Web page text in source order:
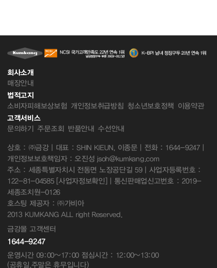
회사소개
매장안내
법적고지
소비자피해보상보험 개인정보취급방침 청소년보호정책 이용약관
고객서비스
문의하기 주문조회 반품안내 수선안내
상호 : ㈜금강 | 대표 : SHIN KIEUN, 이종문 | 전화 : 1644-9247 |
개인정보보호책임자 : 오진성 jsoh@kumkang.com
주소 : 세종특별자치시 전동면 노장공단길 59 | 사업자등록번호 :
122-81-04585 [사업자정보확인] | 통신판매업신고번호 : 2019-
세종조치원-0126
호스팅 제공자 : ㈜가비아
2013 KUMKANG ALL right Reserved.
금강몰 고객센터
1644-9247
운영시간 09:00~17:00 점심시간 : 12:00~13:00
(공휴일,주말은 휴무입니다)